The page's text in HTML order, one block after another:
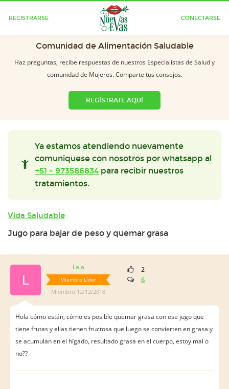
REGISTRARSE CONECTARSE
Comunidad de Alimentación Saludable
Haz preguntas, recibe respuestas de nuestros Especialistas de Salud y
comunidad de Mujeres. Comparte tus consejos.
REGÍSTRATE AQUÍ
Ya estamos atendiendo nuevamente
comuniquese con nosotros por whatsapp al
+51 - 973586834 para recibir nuestros
tratamientos.
Vida Saludable
Jugo para bajar de peso y quemar grasa
L
Lala
Miembro Líder
Miembro:12/12/2018
2
6
Hola cómo están, cómo es posible quemar grasa con ese jugo que
tiene frutas y ellas tienen fructosa que luego se convierten en grasa y
se acumulan en el hígado, resultado grasa en el cuerpo, estoy mal o
no??